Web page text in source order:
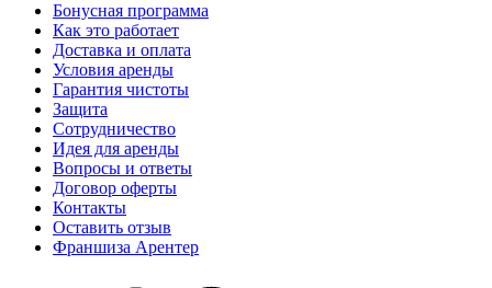
Бонусная программа
Как это работает
Доставка и оплата
Условия аренды
Гарантия чистоты
Защита
Сотрудничество
Идея для аренды
Вопросы и ответы
Договор оферты
Контакты
Оставить отзыв
Франшиза Арентер